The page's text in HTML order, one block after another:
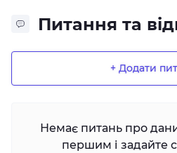
Питання та
+ Додати
Немає питань про
першим і задайте